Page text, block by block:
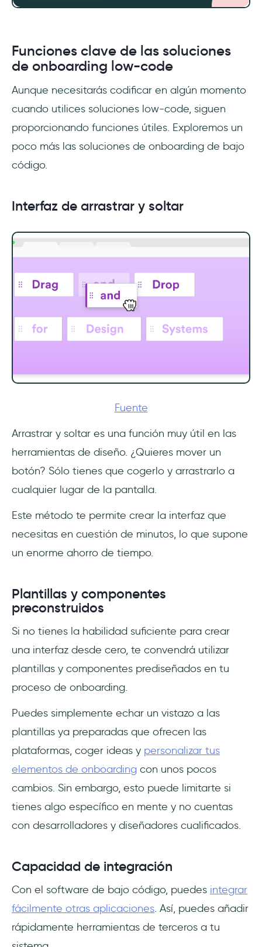
Funciones clave de las soluciones
de onboarding low-code
Aunque necesitarás codificar en algún momento
cuando utilices soluciones low-code, siguen
proporcionando funciones útiles. Exploremos un
poco más las soluciones de onboarding de bajo
código.
Interfaz de arrastrar y soltar
Fuente
Arrastrar y soltar es una función muy útil en las
herramientas de diseño. ¿Quieres mover un
botón? Sólo tienes que cogerlo y arrastrarlo a
cualquier lugar de la pantalla.
Este método te permite crear la interfaz que
necesitas en cuestión de minutos, lo que supone
un enorme ahorro de tiempo.
Plantillas y componentes
preconstruidos
Si no tienes la habilidad suficiente para crear
una interfaz desde cero, te convendrá utilizar
plantillas y componentes prediseñados en tu
proceso de onboarding.
Puedes simplemente echar un vistazo a las
plantillas ya preparadas que ofrecen las
plataformas, coger ideas y personalizar tus
elementos de onboarding con unos pocos
cambios. Sin embargo, esto puede limitarte si
tienes algo específico en mente y no cuentas
con desarrolladores y diseñadores cualificados.
Capacidad de integración
Con el software de bajo código, puedes integrar
fácilmente otras aplicaciones. Así, puedes añadir
rápidamente herramientas de terceros a tu